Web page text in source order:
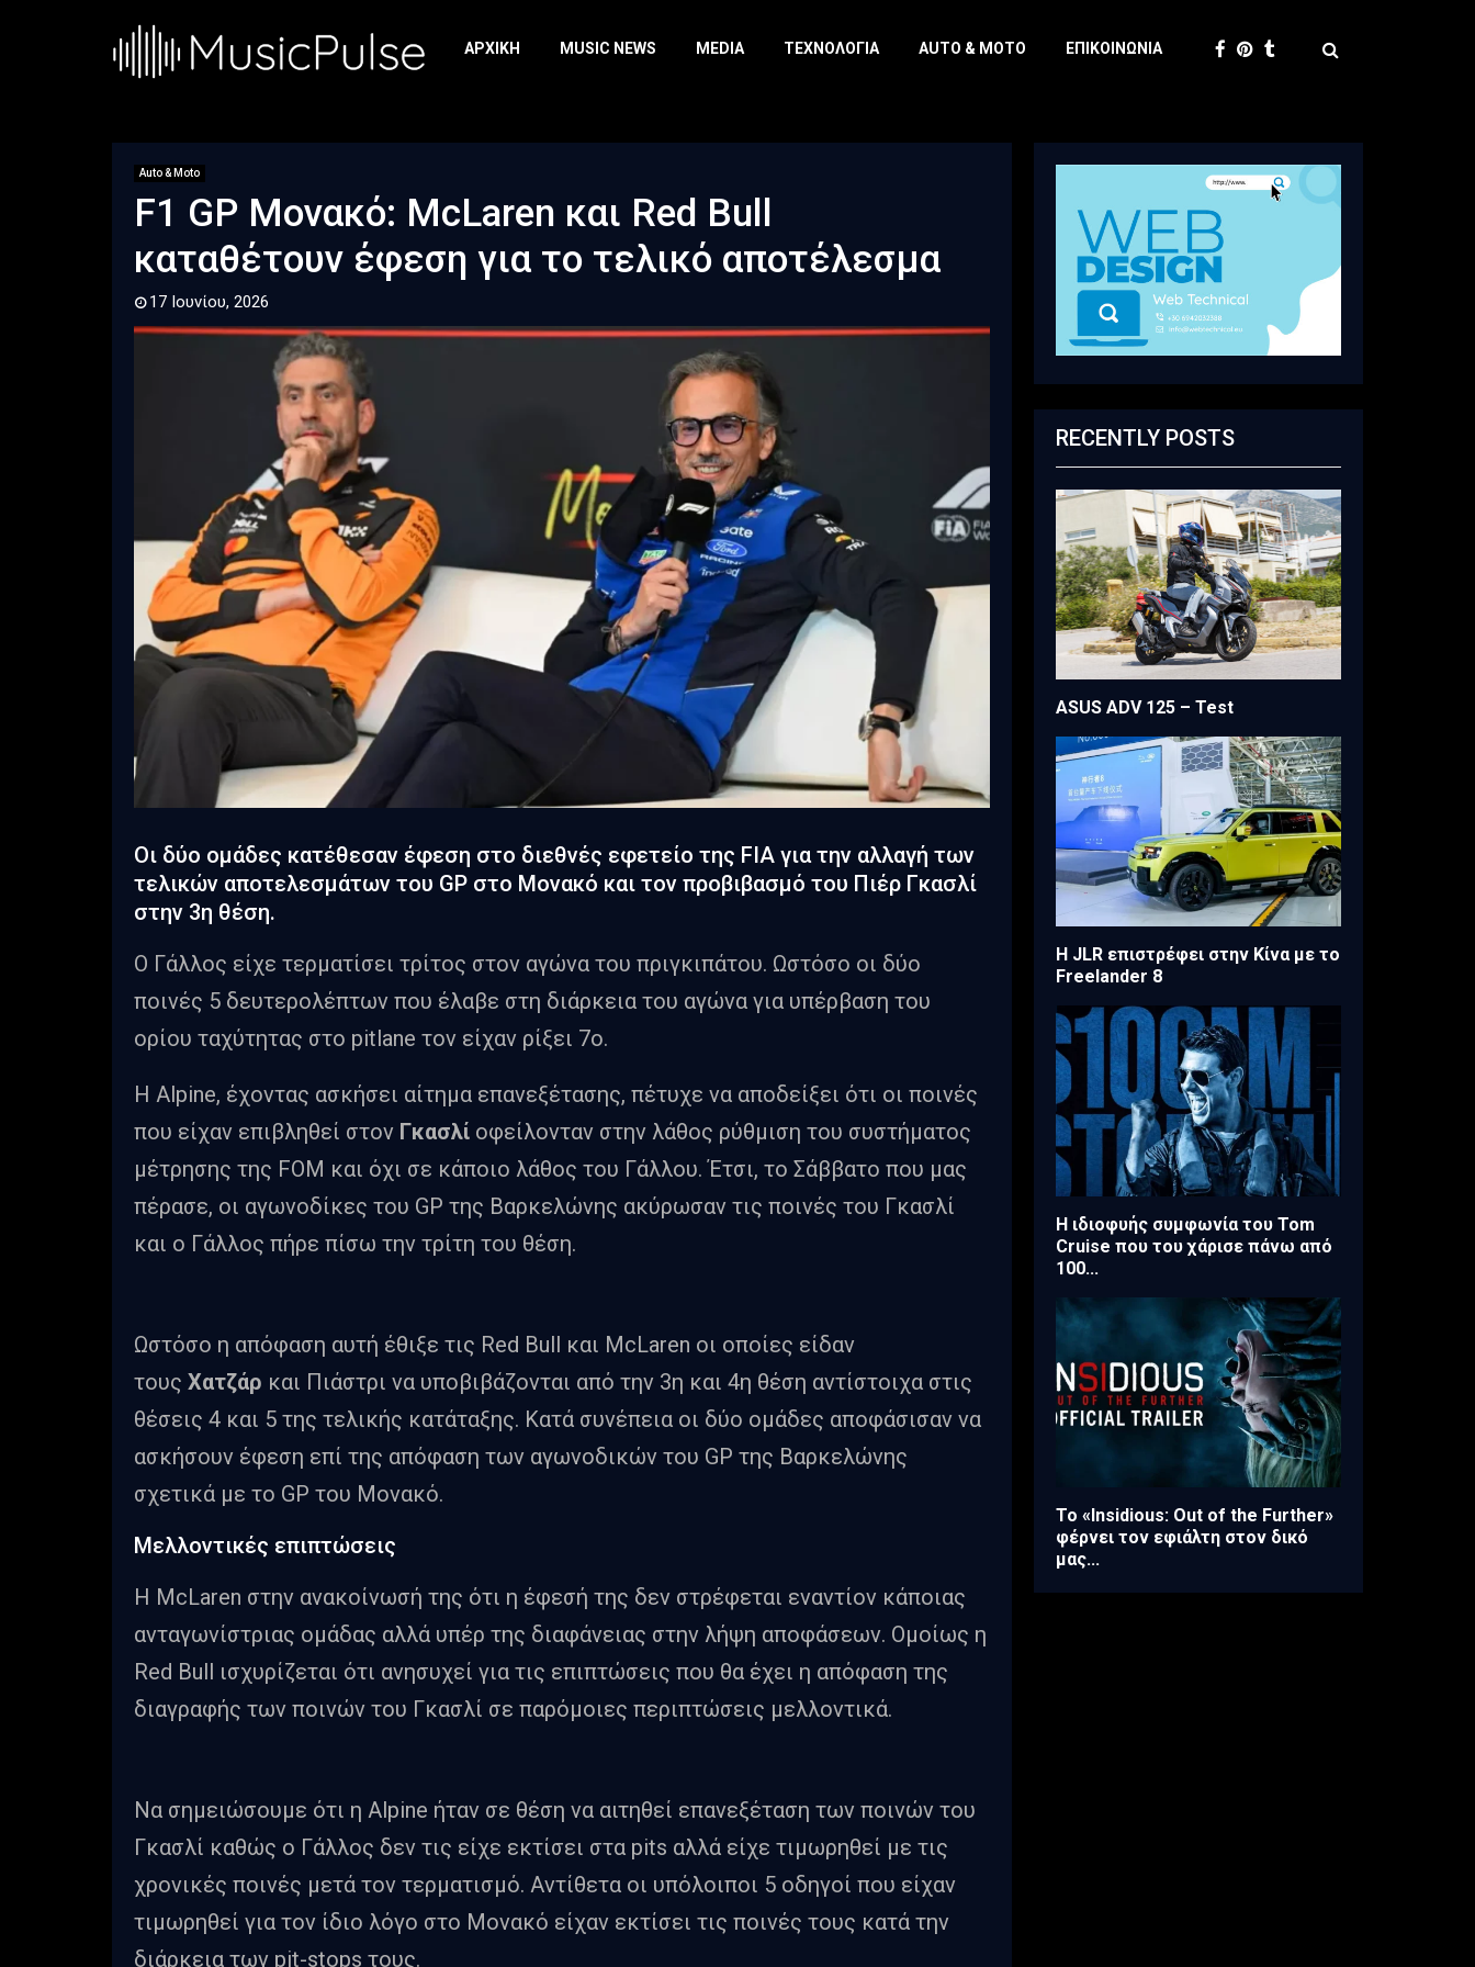
ΑΡΧΙΚΉ MUSIC NEWS MEDIA ΤΕΧΝΟΛΟΓΊΑ AUTO & MOTO ΕΠΙΚΟΙΝΩΝΊΑ
Auto & Moto
F1 GP Μονακό: McLaren και Red Bull
καταθέτουν έφεση για το τελικό αποτέλεσμα
17 Ιουνίου, 2026
Οι δύο ομάδες κατέθεσαν έφεση στο διεθνές εφετείο της FIA για την αλλαγή των
τελικών αποτελεσμάτων του GP στο Μονακό και τον προβιβασμό του Πιέρ Γκασλί
στην 3η θέση.
Ο Γάλλος είχε τερματίσει τρίτος στον αγώνα του πριγκιπάτου. Ωστόσο οι δύο
ποινές 5 δευτερολέπτων που έλαβε στη διάρκεια του αγώνα για υπέρβαση του
ορίου ταχύτητας στο pitlane τον είχαν ρίξει 7ο.
Η Alpine, έχοντας ασκήσει αίτημα επανεξέτασης, πέτυχε να αποδείξει ότι οι ποινές
που είχαν επιβληθεί στον Γκασλί οφείλονταν στην λάθος ρύθμιση του συστήματος
μέτρησης της FOM και όχι σε κάποιο λάθος του Γάλλου. Έτσι, το Σάββατο που μας
πέρασε, οι αγωνοδίκες του GP της Βαρκελώνης ακύρωσαν τις ποινές του Γκασλί
και ο Γάλλος πήρε πίσω την τρίτη του θέση.
Ωστόσο η απόφαση αυτή έθιξε τις Red Bull και McLaren οι οποίες είδαν
τους Χατζάρ και Πιάστρι να υποβιβάζονται από την 3η και 4η θέση αντίστοιχα στις
θέσεις 4 και 5 της τελικής κατάταξης. Κατά συνέπεια οι δύο ομάδες αποφάσισαν να
ασκήσουν έφεση επί της απόφαση των αγωνοδικών του GP της Βαρκελώνης
σχετικά με το GP του Μονακό.
Μελλοντικές επιπτώσεις
Η McLaren στην ανακοίνωσή της ότι η έφεσή της δεν στρέφεται εναντίον κάποιας
ανταγωνίστριας ομάδας αλλά υπέρ της διαφάνειας στην λήψη αποφάσεων. Ομοίως η
Red Bull ισχυρίζεται ότι ανησυχεί για τις επιπτώσεις που θα έχει η απόφαση της
διαγραφής των ποινών του Γκασλί σε παρόμοιες περιπτώσεις μελλοντικά.
Να σημειώσουμε ότι η Alpine ήταν σε θέση να αιτηθεί επανεξέταση των ποινών του
Γκασλί καθώς ο Γάλλος δεν τις είχε εκτίσει στα pits αλλά είχε τιμωρηθεί με τις
χρονικές ποινές μετά τον τερματισμό. Αντίθετα οι υπόλοιποι 5 οδηγοί που είχαν
τιμωρηθεί για τον ίδιο λόγο στο Μονακό είχαν εκτίσει τις ποινές τους κατά την
διάρκεια των pit-stops τους.
RECENTLY POSTS
ASUS ADV 125 – Test
Η JLR επιστρέφει στην Κίνα με το
Freelander 8
Η ιδιοφυής συμφωνία του Tom
Cruise που του χάρισε πάνω από
100...
Το «Insidious: Out of the Further»
φέρνει τον εφιάλτη στον δικό
μας...